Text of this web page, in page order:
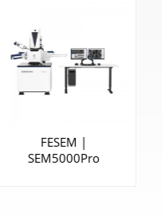
FESEM |
SEM5000Pro